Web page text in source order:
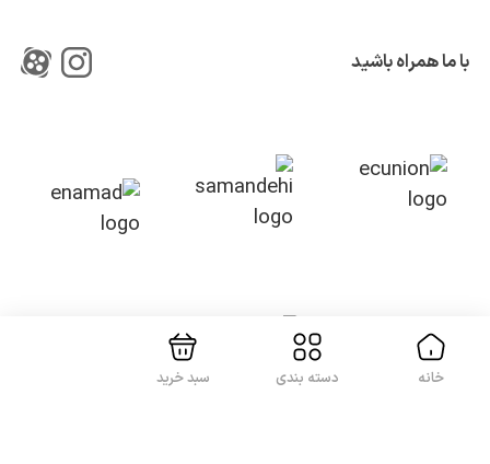
با ما همراه باشید
خانه دسته بندی سبد خرید